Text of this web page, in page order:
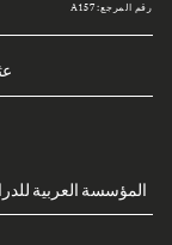
رقم المرجع: A157
المؤسسة العربية